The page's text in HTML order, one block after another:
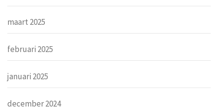
maart 2025
februari 2025
januari 2025
december 2024